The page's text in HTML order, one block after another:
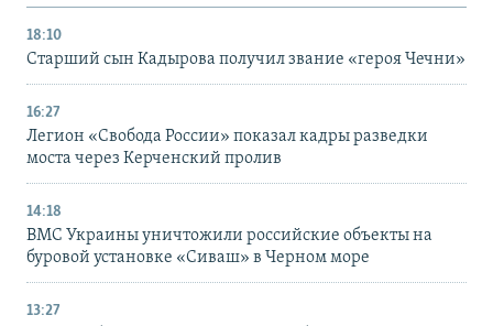
18:10
Старший сын Кадырова получил звание «героя Чечни»
16:27
Легион «Свобода России» показал кадры разведки
моста через Керченский пролив
14:18
ВМС Украины уничтожили российские объекты на
буровой установке «Сиваш» в Черном море
13:27